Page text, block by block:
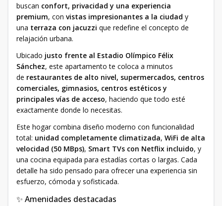
buscan confort, privacidad y una experiencia
premium, con vistas impresionantes a la ciudad y
una terraza con jacuzzi que redefine el concepto de
relajación urbana.
Ubicado justo frente al Estadio Olímpico Félix
Sánchez, este apartamento te coloca a minutos
de restaurantes de alto nivel, supermercados, centros
comerciales, gimnasios, centros estéticos y
principales vías de acceso, haciendo que todo esté
exactamente donde lo necesitas.
Este hogar combina diseño moderno con funcionalidad
total: unidad completamente climatizada, WiFi de alta
velocidad (50 MBps), Smart TVs con Netflix incluido, y
una cocina equipada para estadías cortas o largas. Cada
detalle ha sido pensado para ofrecer una experiencia sin
esfuerzo, cómoda y sofisticada.
✨ Amenidades destacadas